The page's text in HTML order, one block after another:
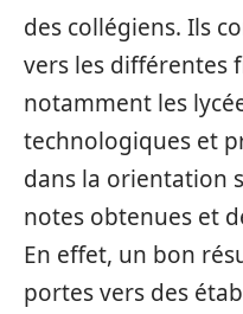
des collégiens. Ils
vers les différentes
notamment les
technologiques et
dans la orientation
notes obtenues et
En effet, un bon
portes vers des